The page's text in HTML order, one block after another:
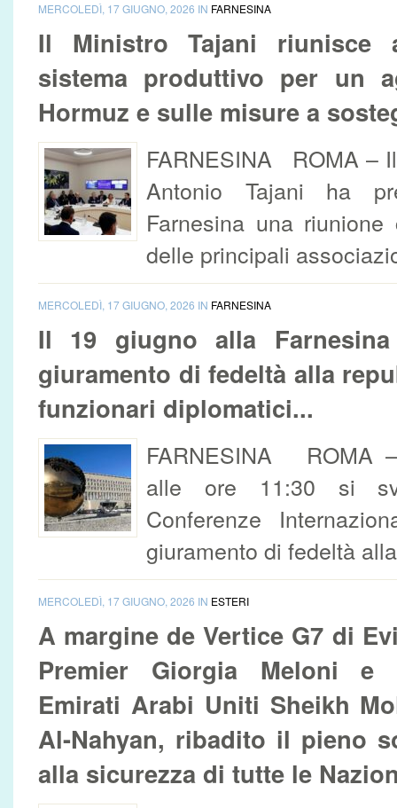
MERCOLEDÌ, 17 GIUGNO, 2026 IN FARNESINA
Il Ministro Tajani riunisce
sistema produttivo per un
Hormuz e sulle misure a
FARNESINA ROMA –
Antonio Tajani ha
Farnesina una
delle principali
MERCOLEDÌ, 17 GIUGNO, 2026 IN FARNESINA
Il 19 giugno alla
giuramento di fedeltà alla
funzionari diplomatici...
FARNESINA ROMA
alle ore 11:30 si
Conferenze
giuramento di fedeltà
MERCOLEDÌ, 17 GIUGNO, 2026 IN ESTERI
A margine de Vertice G7 di
Premier Giorgia Meloni e
Emirati Arabi Uniti Sheikh
Al-Nahyan, ribadito il pieno
alla sicurezza di tutte le